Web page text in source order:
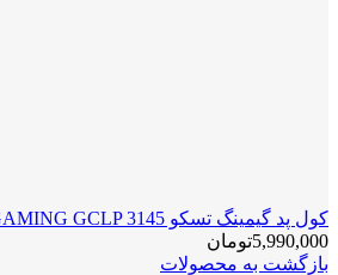
کول پد گیمینگ تسکو TSCO Cooling Pad GAMING GCLP 3145
5,990,000تومان
بازگشت به محصولات